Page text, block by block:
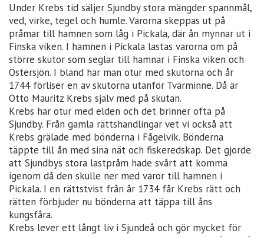
Under Krebs tid säljer Sjundby stora mängder spannmål,
ved, virke, tegel och humle. Varorna skeppas ut på
pråmar till hamnen som låg i Pickala, där ån mynnar ut i
Finska viken. I hamnen i Pickala lastas varorna om på
större skutor som seglar till hamnar i Finska viken och
Östersjön. I bland har man otur med skutorna och år
1744 förliser en av skutorna utanför Tvärminne. Då är
Otto Mauritz Krebs själv med på skutan.
Krebs har otur med elden och det brinner ofta på
Sjundby. Från gamla rättshandlingar vet vi också att
Krebs grälade med bönderna i Fågelvik. Bönderna
täppte till ån med sina nät och fiskeredskap. Det gjorde
att Sjundbys stora lastpråm hade svårt att komma
igenom då den skulle ner med varor till hamnen i
Pickala. I en rättstvist från år 1734 får Krebs rätt och
rätten förbjuder nu bönderna att täppa till åns
kungsfåra.
Krebs lever ett långt liv i Sjundeå och gör mycket för